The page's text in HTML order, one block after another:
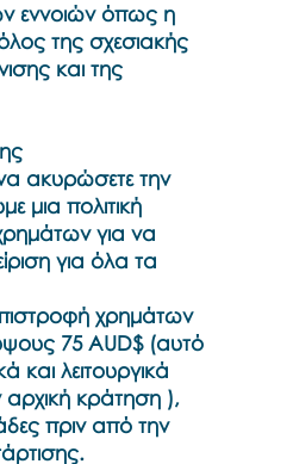
εννοιών όπως η
της σχεσιακής
και της
ακυρώσετε την
μια πολιτική
για να
για όλα τα
χρημάτων
75 AUD$ (αυτό
και λειτουργικά
αρχική κράτηση ),
πριν από την